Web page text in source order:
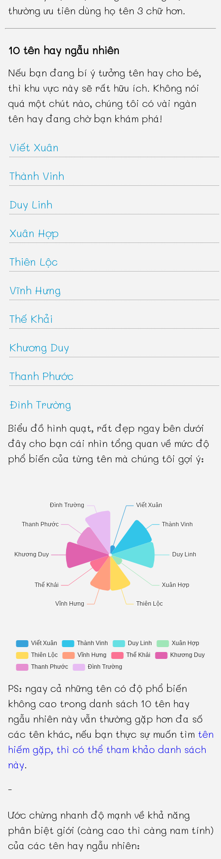
thường ưu tiên dùng họ tên 3 chữ hơn.
10 tên hay ngẫu nhiên
Nếu bạn đang bí ý tưởng tên hay cho bé,
thì khu vực này sẽ rất hữu ích. Không nói
quá một chút nào, chúng tôi có vài ngàn
tên hay đang chờ bạn khám phá!
Viết Xuân
Thành Vinh
Duy Linh
Xuân Hợp
Thiên Lộc
Vĩnh Hưng
Thế Khải
Khương Duy
Thanh Phước
Đình Trường
Biểu đồ hình quạt, rất đẹp ngay bên dưới
đây cho bạn cái nhìn tổng quan về mức độ
phổ biến của từng tên mà chúng tôi gợi ý:
PS: ngay cả những tên có độ phổ biến
không cao trong danh sách 10 tên hay
ngẫu nhiên này vẫn thường gặp hơn đa số
các tên khác, nếu bạn thực sự muốn tìm tên
hiếm gặp, thì có thể tham khảo danh sách
này.
-
Ước chừng nhanh độ mạnh về khả năng
phân biệt giới (càng cao thì càng nam tính)
của các tên hay ngẫu nhiên: